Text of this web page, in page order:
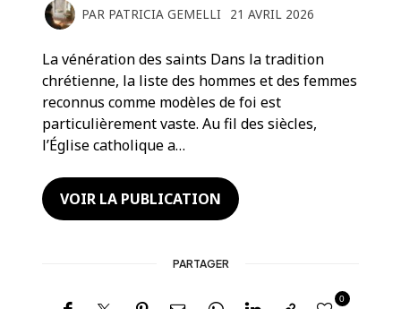
PAR PATRICIA GEMELLI 21 AVRIL 2026
La vénération des saints Dans la tradition
chrétienne, la liste des hommes et des femmes
reconnus comme modèles de foi est
particulièrement vaste. Au fil des siècles,
l’Église catholique a…
VOIR LA PUBLICATION
PARTAGER
0